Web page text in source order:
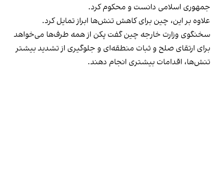
جمهوری اسلامی دانست و محکوم کرد.
علاوه بر این، چین برای کاهش تنش‌ها ابراز تمایل کرد.
سخنگوی وزارت خارجه چین گفت پکن از همه طرف‌ها می‌خواهد
برای ارتقای صلح و ثبات منطقه‌ای و جلوگیری از تشدید بیشتر
تنش‌ها، اقدامات بیشتری انجام دهند.